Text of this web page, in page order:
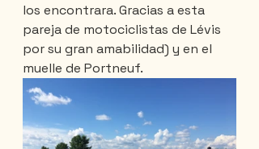
los encontrara. Gracias a esta
pareja de motociclistas de Lévis
por su gran amabilidad) y en el
muelle de Portneuf.